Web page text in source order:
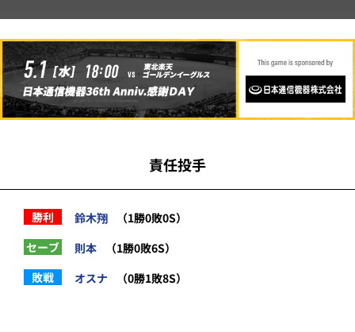
責任投手
勝利 鈴木翔
（1勝0敗0S）
セーブ
則本
（1勝0敗6S）
敗戦
オスナ （0勝1敗8S）